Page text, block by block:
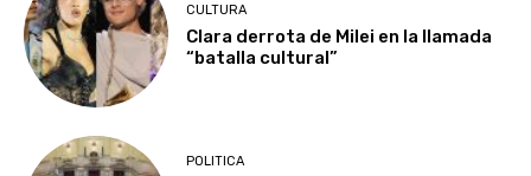
CULTURA
Clara derrota de Milei en la llamada
“batalla cultural”
POLITICA